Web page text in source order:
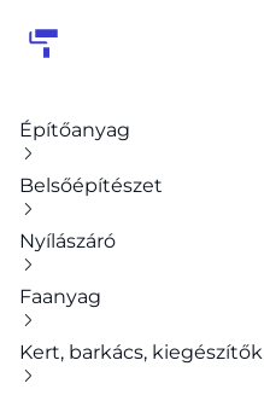
Építőanyag
Belsőépítészet
Nyílászáró
Faanyag
Kert, barkács, kiegészítők